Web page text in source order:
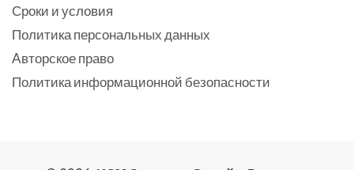
Сроки и условия
Политика персональных данных
Aвторское право
Политика информационной безопасности